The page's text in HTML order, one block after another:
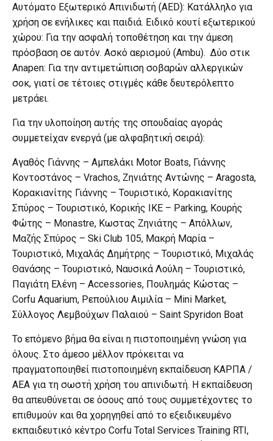
Αυτόματο Εξωτερικό Απινιδωτή (AED): Κατάλληλο για
χρήση σε ενήλικες και παιδιά. Ειδικό κουτί εξωτερικού
χώρου: Για την ασφαλή τοποθέτηση και την άμεση
πρόσβαση σε αυτόν. Ασκό αερισμού (Ambu). Δύο στικ
Anapen: Για την αντιμετώπιση σοβαρών αλλεργικών
σοκ, γιατί σε τέτοιες στιγμές κάθε δευτερόλεπτο
μετράει.
Για την υλοποίηση αυτής της σπουδαίας αγοράς
συμμετείχαν ενεργά (με αλφαβητική σειρά):
Αγαθός Γιάννης – Αμπελάκι Motor Boats, Γιάννης
Κοντοστάνος – Vrachos, Ζηνιάτης Αντώνης – Aragosta,
Κορακιανίτης Γιάννης – Τουριστικό, Κορακιανίτης
Σπύρος – Τουριστικό, Κορικής ΙΚΕ – Parking, Κουρής
Φώτης – Monastre, Κωστας Ζηνιάτης – Απόλλων,
Μαζής Σπύρος – Ski Club 105, Μακρή Μαρία –
Τουριστικό, Μιχαλάς Δημήτρης – Τουριστικό, Μιχαλάς
Θανάσης – Τουριστικό, Ναυσικά Λούλη – Τουριστικό,
Παγιάτη Ελένη – Accessories, Πουλημάς Κώστας –
Corfu Aquarium, Ρεπούλιου Αιμιλία – Mini Market,
Σύλλογος Λεμβούχων Παλαιού – Saint Spyridon Boat
Το επόμενο βήμα θα είναι η πιστοποιημένη γνώση για
όλους. Στο άμεσο μέλλον πρόκειται να
πραγματοποιηθεί πιστοποιημένη εκπαίδευση ΚΑΡΠΑ /
ΑΕΑ για τη σωστή χρήση του απινιδωτή. Η εκπαίδευση
θα απευθύνεται σε όσους από τους συμμετέχοντες το
επιθυμούν και θα χορηγηθεί από το εξειδικευμένο
εκπαιδευτικό κέντρο Corfu Total Services Training RTI,